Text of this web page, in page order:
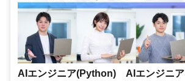
AIエンジニア(Python) AIエンジニア